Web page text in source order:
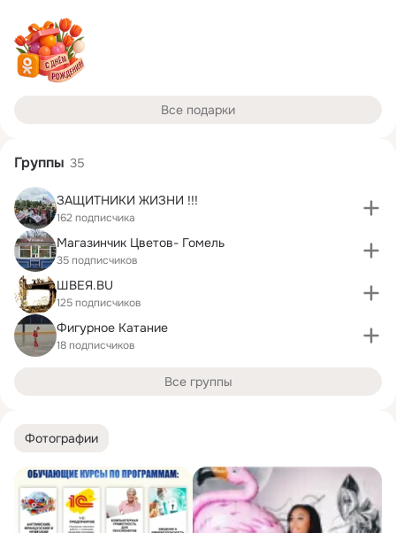
Фотографии
Все подарки
Группы 35
ЗАЩИТНИКИ ЖИЗНИ !!!
162 подписчика
Магазинчик Цветов- Гомель
35 подписчиков
ШВЕЯ.BU
125 подписчиков
Фигурное Катание
18 подписчиков
Все группы